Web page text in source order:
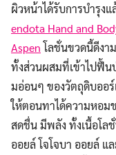
ผิวหน้าได้รับการบำรุง
endota Hand and
Aspenโลชั่นขวดนี้ดีงา
ทั้งส่วนผสมที่เข้าไปฟื้น
มอ่อนๆ ของวัตถุดิบออ
ให้ตอนทาได้ความหอม
สดชื่น มีพลัง ทั้งเนื้อโ
ออยล์ โจโจบา ออยล์ แ